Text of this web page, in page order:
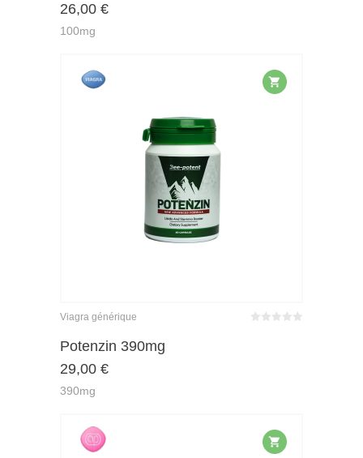
26,00 €
100mg
Viagra générique
Potenzin 390mg
29,00 €
390mg